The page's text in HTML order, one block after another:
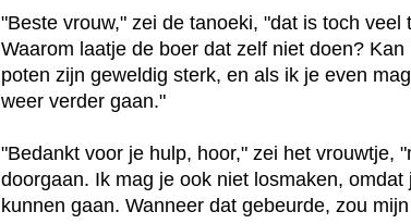
"Beste vrouw," zei de tanoeki, "dat is toch veel
Waarom laatje de boer dat zelf niet doen?
poten zijn geweldig sterk, en als ik je even
weer verder gaan."
"Bedankt voor je hulp, hoor," zei het vrouwtje,
doorgaan. Ik mag je ook niet losmaken, omdat
kunnen gaan. Wanneer dat gebeurde, zou